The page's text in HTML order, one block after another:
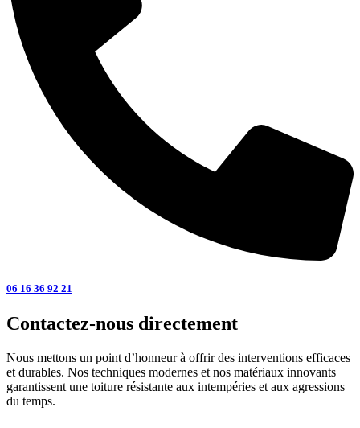
06 16 36 92 21
Contactez-nous directement
Nous mettons un point d’honneur à offrir des interventions efficaces
et durables. Nos techniques modernes et nos matériaux innovants
garantissent une toiture résistante aux intempéries et aux agressions
du temps.